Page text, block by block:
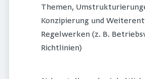
Themen,
Konzipierung und
Regelwerken (z. B.
Richtlinien)